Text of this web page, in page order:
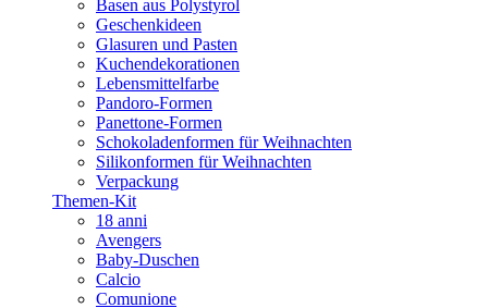
Basen aus Polystyrol
Geschenkideen
Glasuren und Pasten
Kuchendekorationen
Lebensmittelfarbe
Pandoro-Formen
Panettone-Formen
Schokoladenformen für Weihnachten
Silikonformen für Weihnachten
Verpackung
Themen-Kit
18 anni
Avengers
Baby-Duschen
Calcio
Comunione